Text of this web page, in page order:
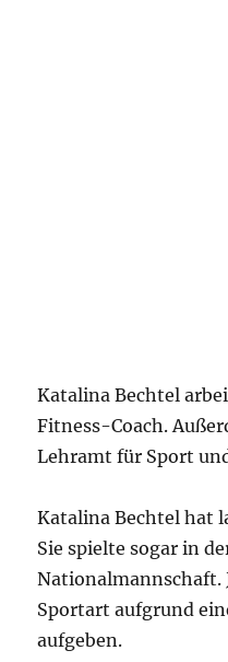
Katalina Bechtel
Fitness-Coach.
Lehramt für Sport
Katalina Bechtel hat
Sie spielte sogar in
Nationalmannschaft.
Sportart aufgrund
aufgeben.